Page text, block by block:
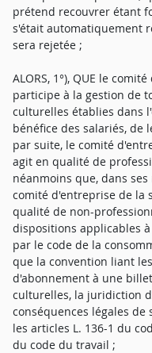
prétend recouvrer étant
s'était automatiquement
sera rejetée ;
ALORS, 1°), QUE le
participe à la gestion de
culturelles établies dans
bénéfice des salariés, de
par suite, le comité
agit en qualité de
néanmoins que, dans ses
comité d'entreprise de la
qualité de non-
dispositions applicables
par le code de la
que la convention liant
d'abonnement à une
culturelles, la juridiction
conséquences légales de
les articles L. 136-1 du
du code du travail ;